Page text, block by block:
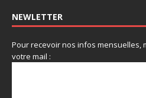
NEWLETTER
Pour recevoir nos infos mensuelles,
votre mail :